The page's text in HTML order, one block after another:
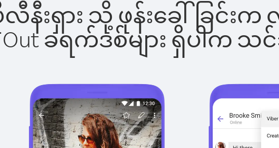
ပိုလီနီးရှား သို့ ဖုန်းခေါ်ခြ
ခရက်ဒစ်များ ရှိပါက